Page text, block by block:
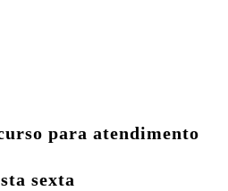
para atendimento
sexta